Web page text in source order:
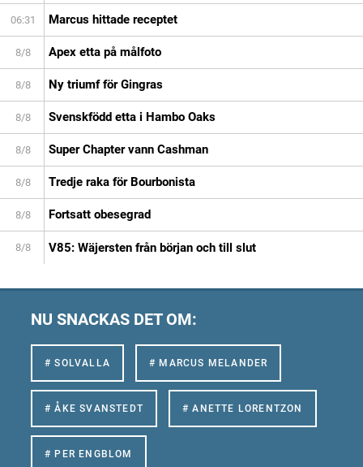
06:31 Marcus hittade receptet
8/8 Apex etta på målfoto
8/8 Ny triumf för Gingras
8/8 Svenskfödd etta i Hambo Oaks
8/8 Super Chapter vann Cashman
8/8 Tredje raka för Bourbonista
8/8 Fortsatt obesegrad
8/8 V85: Wäjersten från början och till slut
NU SNACKAS DET OM:
# SOLVALLA # MARCUS MELANDER
# ÅKE SVANSTEDT # ANETTE LORENTZON
# PER ENGBLOM